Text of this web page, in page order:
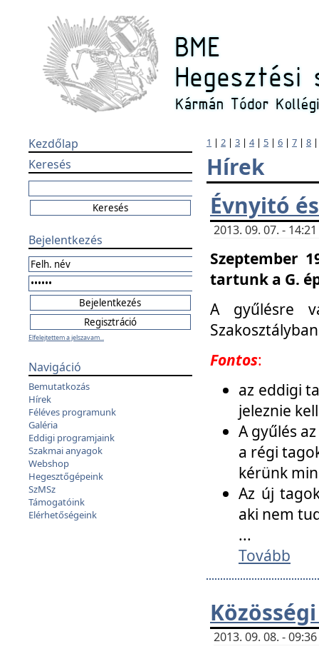
Kezdőlap
Keresés
Bejelentkezés
Elfelejtettem a jelszavam...
Navigáció
Bemutatkozás
Hírek
Féléves programunk
Galéria
Eddigi programjaink
Szakmai anyagok
Webshop
Hegesztőgépeink
SzMSz
Támogatóink
Elérhetőségeink
1 | 2 | 3 | 4| 5 | 6 | 7 | 8
Hírek
Évnyitó
2013. 09. 07. -
Szeptember
tartunk a G.
A gyűlésre
Fontos:
az eddigi
jeleznie
A gyűlés
a régi
kérünk
Az új
aki nem
...
Tovább
2013. 09. 08. -